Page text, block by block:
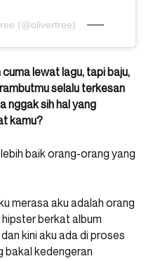
(@olivertree)
lewat lagu, tapi baju,
selalu terkesan
nggak sih hal yang
kamu?
baik orang-orang yang
merasa aku adalah orang
berkat album
kini aku ada di proses
bakal kedengeran